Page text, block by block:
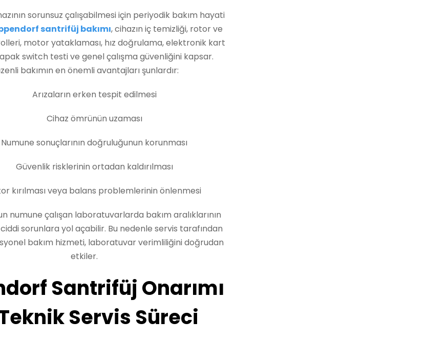
sorunsuz çalışabilmesi için periyodik bakım hayati
santrifüj bakımı, cihazın iç temizliği, rotor ve
motor yataklaması, hız doğrulama, elektronik kart
switch testi ve genel çalışma güvenliğini kapsar.
bakımın en önemli avantajları şunlardır:
Arızaların erken tespit edilmesi
Cihaz ömrünün uzaması
Numune sonuçlarının doğruluğunun korunması
Güvenlik risklerinin ortadan kaldırılması
kırılması veya balans problemlerinin önlenmesi
numune çalışan laboratuvarlarda bakım aralıklarının
sorunlara yol açabilir. Bu nedenle servis tarafından
bakım hizmeti, laboratuvar verimliliğini doğrudan
etkiler.
Santrifüj Onarımı
Servis Süreci